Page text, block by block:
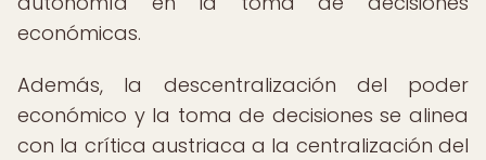
económicas.
Además, la descentralización del poder
económico y la toma de decisiones se alinea
con la crítica austriaca a la centralización del